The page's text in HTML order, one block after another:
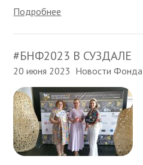
Подробнее
#БНФ2023 В СУЗДАЛЕ
20 июня 2023 Новости Фонда